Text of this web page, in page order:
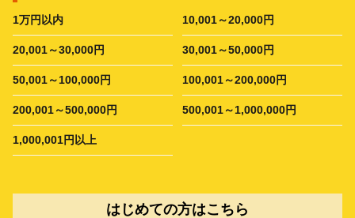
1万円以内 10,001～20,000円
20,001～30,000円 30,001～50,000円
50,001～100,000円 100,001～200,000円
200,001～500,000円 500,001～1,000,000円
1,000,001円以上
はじめての方はこちら